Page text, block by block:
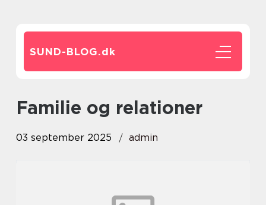
SUND-BLOG.dk
Familie og relationer
03 september 2025 admin